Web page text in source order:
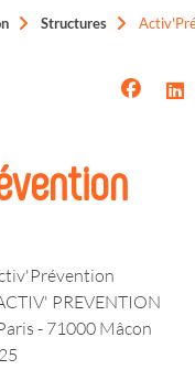
Structures
PREVENTION
- 71000 Mâcon